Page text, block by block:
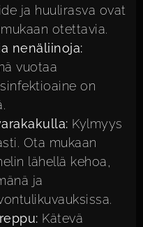
ja huulirasva ovat
otettavia.
nenäliinoja:
vuotaa
on
Kylmyys
Ota mukaan
lähellä kehoa,
ja
Kätevä